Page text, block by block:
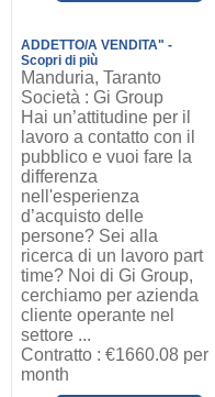
ADDETTO/A VENDITA" -
Scopri di più
Manduria, Taranto
Società : Gi Group
Hai un’attitudine per il
lavoro a contatto con il
pubblico e vuoi fare la
differenza
nell'esperienza
d’acquisto delle
persone? Sei alla
ricerca di un lavoro part
time? Noi di Gi Group,
cerchiamo per azienda
cliente operante nel
settore ...
Contratto : €1660.08 per
month